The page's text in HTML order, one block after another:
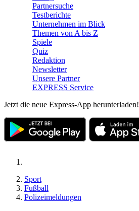
Partnersuche
Testberichte
Unternehmen im Blick
Themen von A bis Z
Spiele
Quiz
Redaktion
Newsletter
Unsere Partner
EXPRESS Service
Jetzt die neue Express-App herunterladen!
Sport
Fußball
Polizeimeldungen